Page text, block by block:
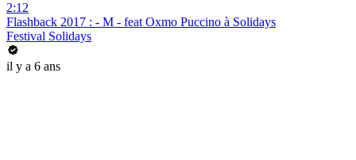
2:12
Flashback 2017 : - M - feat Oxmo Puccino à Solidays
Festival Solidays
il y a 6 ans